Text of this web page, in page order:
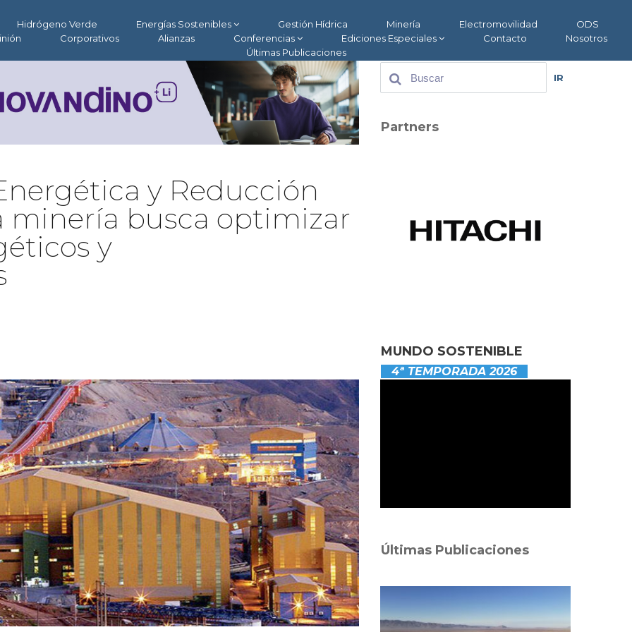
Hidrógeno Verde Energías Sostenibles Gestión Hídrica Minería Electromovilidad
ODS
Corporativos Alianzas Conferencias Ediciones Especiales Contacto
Nosotros
Últimas Publicaciones
y Reducción
minería busca optimizar
y
IR
Partners
MUNDO SOSTENIBLE
4ª TEMPORADA 2026
Últimas Publicaciones